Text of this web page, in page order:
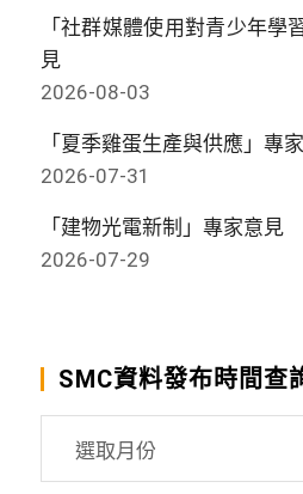
「社群媒體使用對青少年學
見
2026-08-03
「夏季雞蛋生產與供應」專
2026-07-31
「建物光電新制」專家意見
2026-07-29
SMC資料發布時間查